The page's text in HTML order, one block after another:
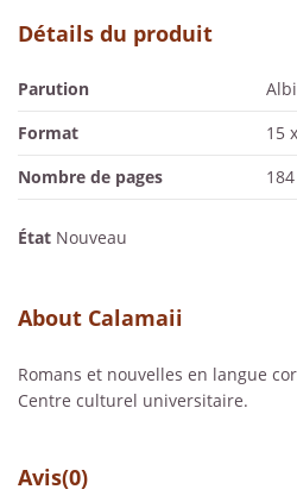
Détails du produit
Parution
Format
15
Nombre de pages
184
État Nouveau
About Calamaii
Romans et nouvelles en langue
Centre culturel universitaire.
Avis(0)